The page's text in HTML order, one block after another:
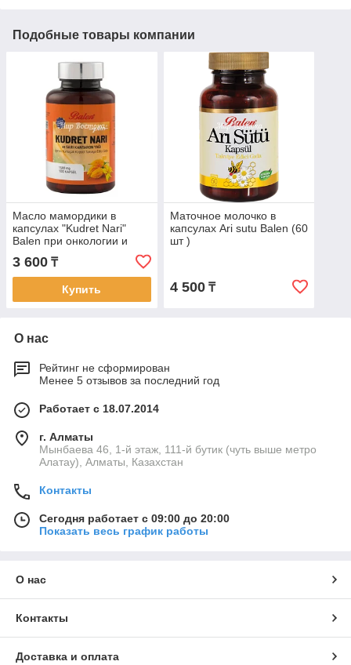
Подобные товары компании
Масло мамордики в
капсулах "Kudret Nari"
Balen при онкологии и
сахарном диабете (100
капсул)
3 600 ₸
Купить
Маточное молочко в
капсулах Ari sutu Balen (60
шт )
4 500₸
О нас
Рейтинг не сформирован
Менее 5 отзывов за последний год
Работает с 18.07.2014
г. Алматы
Мынбаева 46, 1-й этаж, 111-й бутик (чуть выше метро
Алатау), Алматы, Казахстан
Контакты
Сегодня работает с 09:00 до 20:00
Показать весь график работы
О нас
Контакты
Доставка и оплата